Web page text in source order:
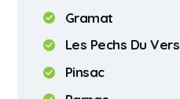
Gramat
Les Pechs Du Vers
Pinsac